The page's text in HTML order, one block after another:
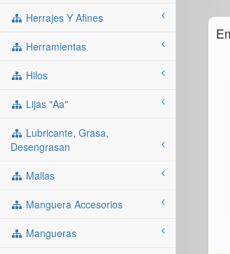
Herrajes Y Afines
Herramientas
Hilos
Lijas "aa"
Lubricante, Grasa,
Desengrasan
Mallas
Manguera Accesorios
Mangueras